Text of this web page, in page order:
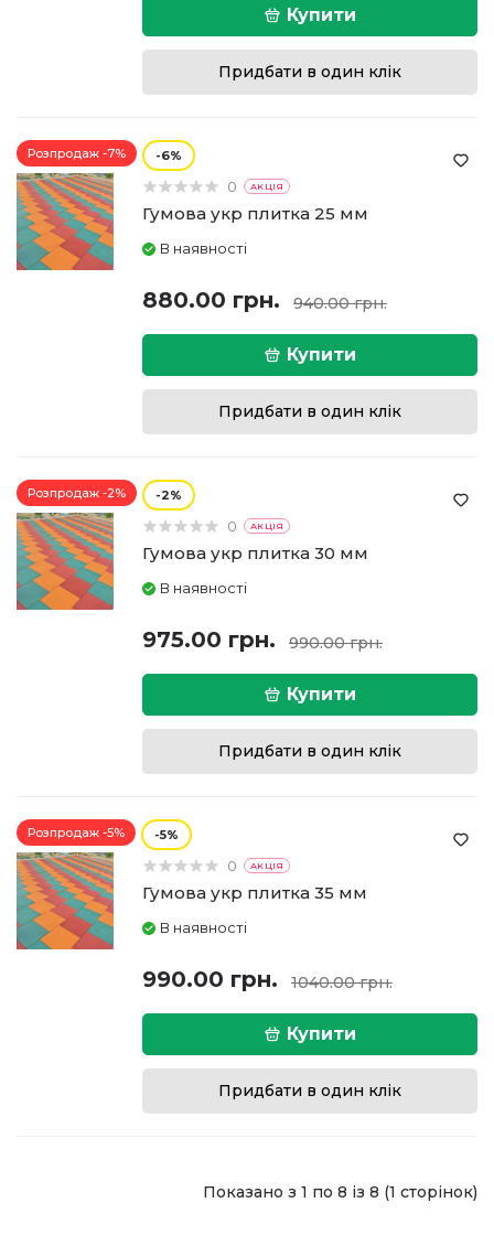
Купити
Придбати в один клік
Розпродаж -7% 6
0 АКЦІЯ
Гумова укр плитка 25 мм
В наявності
880.00 грн. 940.00 грн.
Купити
Придбати в один клік
Розпродаж -2% 2
0 АКЦІЯ
Гумова укр плитка 30 мм
В наявності
975.00 грн. 990.00 грн.
Купити
Придбати в один клік
Розпродаж -5% 5
0 АКЦІЯ
Гумова укр плитка 35 мм
В наявності
990.00 грн. 1040.00 грн.
Купити
Придбати в один клік
Показано з 1 по 8 із 8 (1 сторінок)